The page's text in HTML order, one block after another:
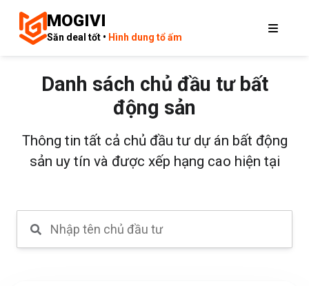
MOGIVI
Săn deal tốt • Hình dung tổ ấm
Danh sách chủ đầu tư bất
động sản
Thông tin tất cả chủ đầu tư dự án bất động
sản uy tín và được xếp hạng cao hiện tại